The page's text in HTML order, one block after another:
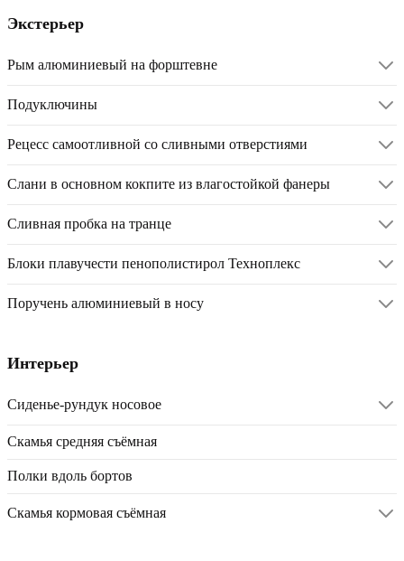
Экстерьер
Рым алюминиевый на форштевне
Подуключины
Рецесс самоотливной со сливными отверстиями
Слани в основном кокпите из влагостойкой фанеры
Сливная пробка на транце
Блоки плавучести пенополистирол Техноплекс
Поручень алюминиевый в носу
Интерьер
Сиденье-рундук носовое
Скамья средняя съёмная
Полки вдоль бортов
Скамья кормовая съёмная